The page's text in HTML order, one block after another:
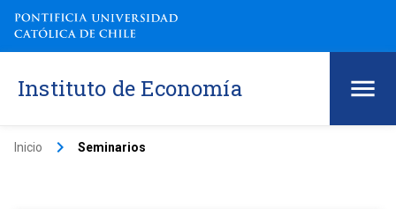
Instituto de Economía
Inicio keyboard_arrow_right Seminarios